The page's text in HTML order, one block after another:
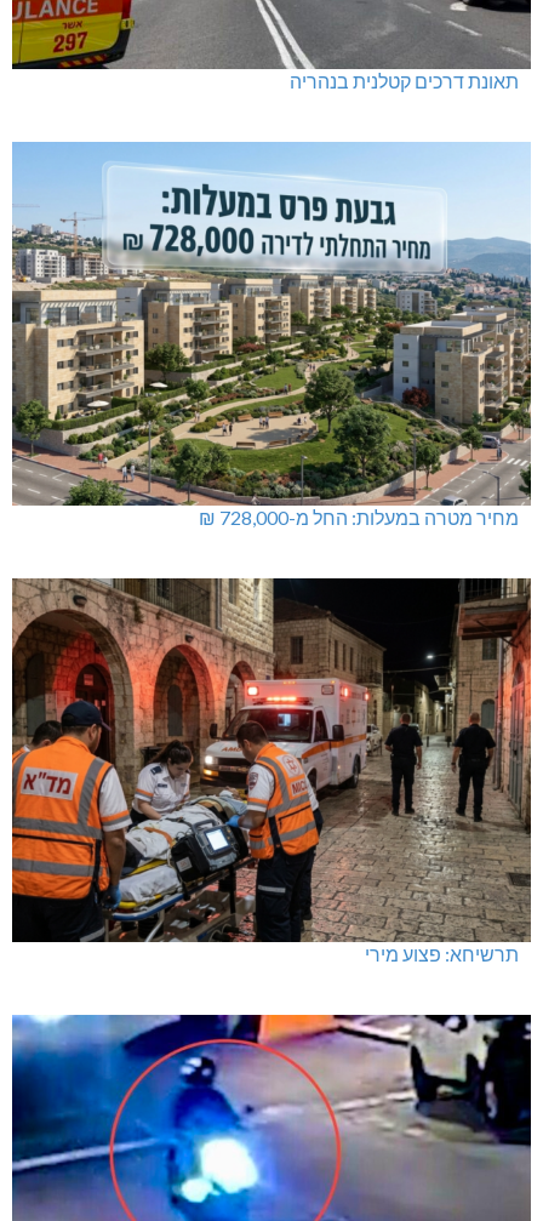
תאונת דרכים קטלנית בנהריה
מחיר מטרה במעלות: החל מ-728,000 ₪
תרשיחא: פצוע מירי